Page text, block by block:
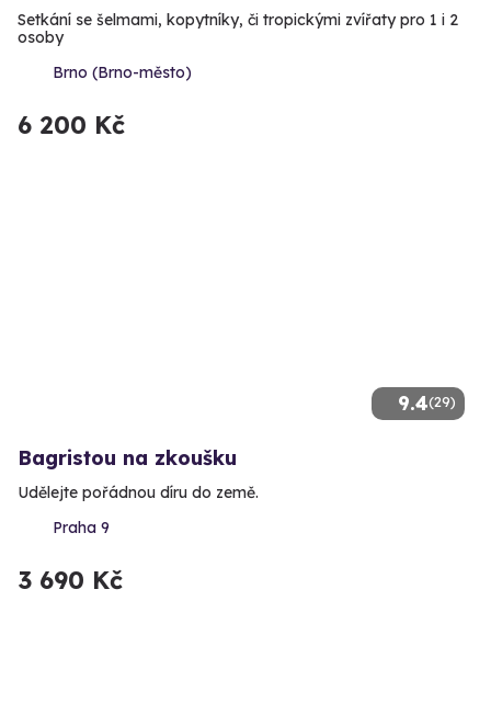
Setkání se šelmami, kopytníky, či tropickými zvířaty pro 1 i 2
osoby
Brno (Brno-město)
6 200 Kč
9.4(29)
Bagristou na zkoušku
Udělejte pořádnou díru do země.
Praha 9
3 690 Kč